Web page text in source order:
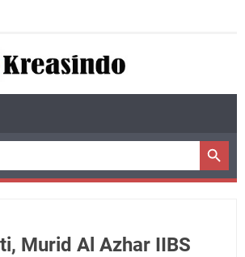
Murid Al Azhar IIBS